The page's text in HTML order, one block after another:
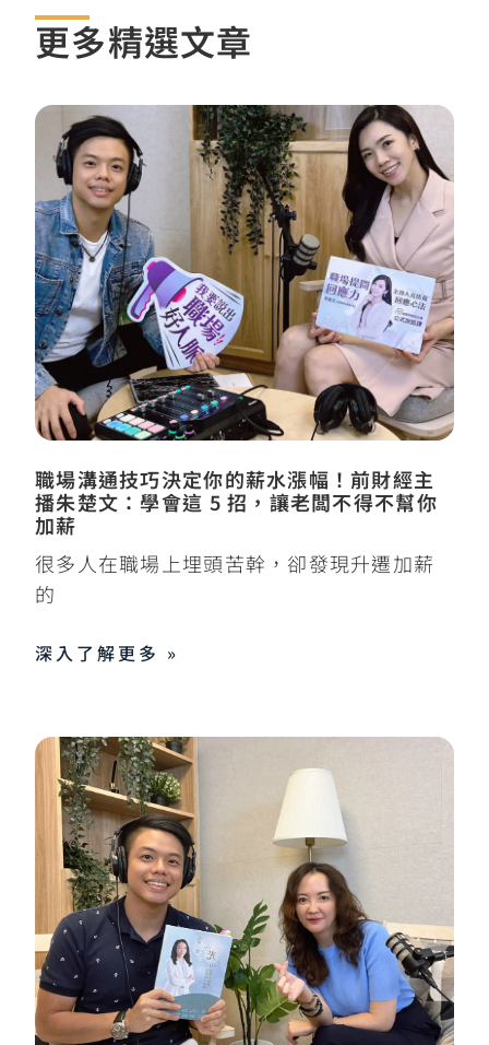
更多精選文章
職場溝通技巧決定你的薪水漲幅！前財經主
播朱楚文：學會這 5 招，讓老闆不得不幫你
加薪
很多人在職場上埋頭苦幹，卻發現升遷加薪
的
深入了解更多 »